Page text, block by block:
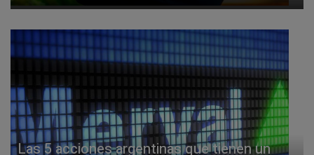
Las 5 acciones argentinas que tienen un